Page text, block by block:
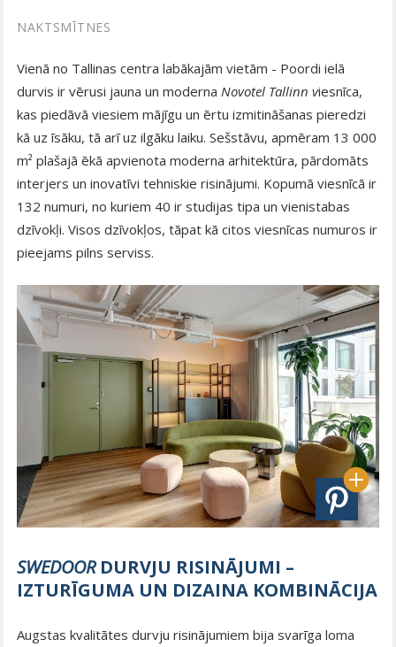
NAKTSMĪTNES
Vienā no Tallinas centra labākajām vietām - Poordi ielā
durvis ir vērusi jauna un moderna Novotel Tallinn viesnīca,
kas piedāvā viesiem mājīgu un ērtu izmitināšanas pieredzi
kā uz īsāku, tā arī uz ilgāku laiku. Sešstāvu, apmēram 13 000
m² plašajā ēkā apvienota moderna arhitektūra, pārdomāts
interjers un inovatīvi tehniskie risinājumi. Kopumā viesnīcā ir
132 numuri, no kuriem 40 ir studijas tipa un vienistabas
dzīvokļi. Visos dzīvokļos, tāpat kā citos viesnīcas numuros ir
pieejams pilns serviss.
SWEDOORDURVJU RISINĀJUMI –
IZTURĪGUMA UN DIZAINA KOMBINĀCIJA
Augstas kvalitātes durvju risinājumiem bija svarīga loma